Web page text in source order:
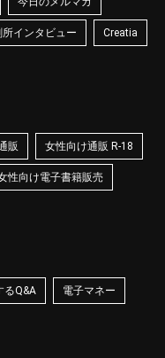
所インタビュー Creatia
販 女性向け通販 R-18
性向け電子書籍販売
るQ&A 電子マネー